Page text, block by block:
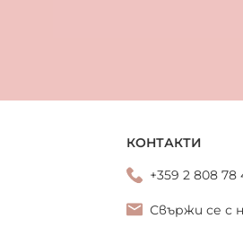
КОНТАКТИ
+359 2 808 78
Свържи се с